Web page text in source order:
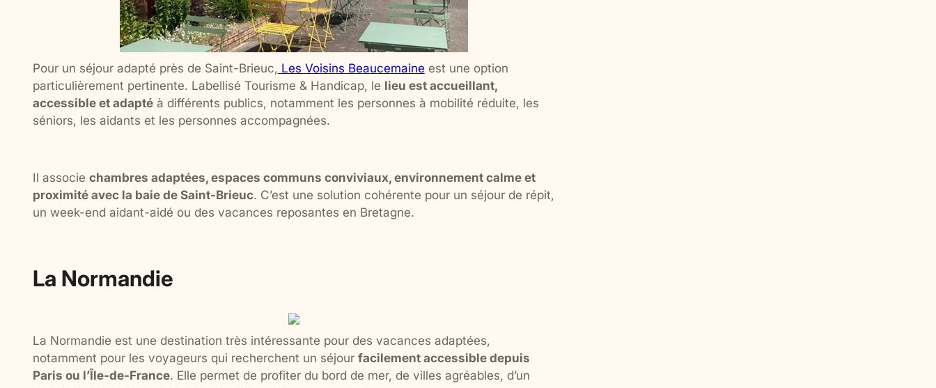
Pour un séjour adapté près de Saint-Brieuc, Les Voisins Beaucemaine est une option
particulièrement pertinente. Labellisé Tourisme & Handicap, le lieu est accueillant,
accessible et adaptéà différents publics, notamment les personnes à mobilité réduite, les
séniors, les aidants et les personnes accompagnées.
Il associe chambres adaptées, espaces communs conviviaux, environnement calme et
proximité avec la baie de Saint-Brieuc. C’est une solution cohérente pour un séjour de répit,
un week-end aidant-aidé ou des vacances reposantes en Bretagne.
La Normandie
La Normandie est une destination très intéressante pour des vacances adaptées,
notamment pour les voyageurs qui recherchent un séjour facilement accessible depuis
Paris ou l’Île-de-France. Elle permet de profiter du bord de mer, de villes agréables, d’un